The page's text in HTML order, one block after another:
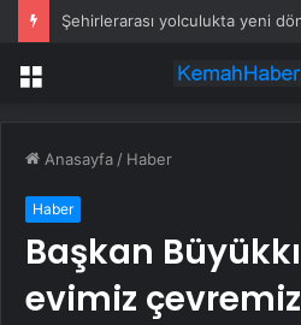
Menü
Anasayfa / Haber
Haber
Başkan
evimiz